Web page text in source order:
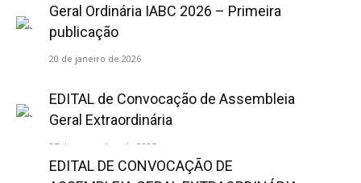
Geral Ordinária IABC 2026 – Primeira
publicação
20 de janeiro de 2026
EDITAL de Convocação de Assembleia
Geral Extraordinária
27 de novembro de 2025
EDITAL DE CONVOCAÇÃO DE